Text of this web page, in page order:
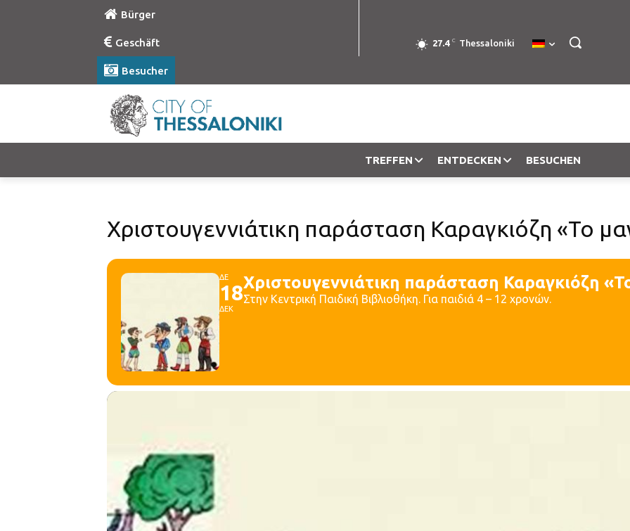
Bürger
Geschäft
Besucher
27.4 C Thessaloniki
TREFFEN ENTDECKEN BESUCHEN
Χριστουγεννιάτικη παράσταση Καραγκιόζη «Το
ΔΕ
18
ΔΕΚ
Χριστουγεννιάτικη παράσταση Καραγκιόζη
Στην Κεντρική Παιδική Βιβλιοθήκη. Για παιδιά 4 – 12 χρονών.